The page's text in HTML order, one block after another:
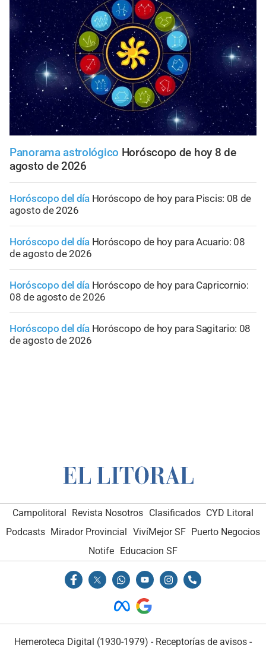
Panorama astrológico Horóscopo de hoy 8 de
agosto de 2026
Horóscopo del día Horóscopo de hoy para Piscis: 08 de
agosto de 2026
Horóscopo del día Horóscopo de hoy para Acuario: 08
de agosto de 2026
Horóscopo del día Horóscopo de hoy para Capricornio:
08 de agosto de 2026
Horóscopo del día Horóscopo de hoy para Sagitario: 08
de agosto de 2026
Campolitoral Revista Nosotros Clasificados CYD Litoral
Podcasts Mirador Provincial VivíMejor SF Puerto Negocios
Notife Educacion SF
Hemeroteca Digital (1930-1979) - Receptorías de avisos -